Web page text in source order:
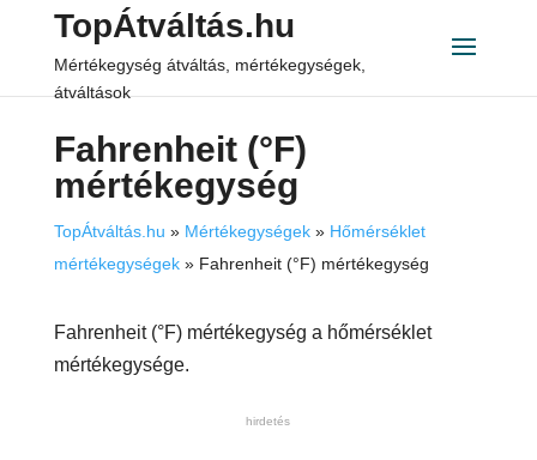
TopÁtváltás.hu
Mértékegység átváltás, mértékegységek,
átváltások
Fahrenheit (°F)
mértékegység
TopÁtváltás.hu » Mértékegységek» Hőmérséklet
mértékegységek» Fahrenheit (°F) mértékegység
Fahrenheit (°F) mértékegység a hőmérséklet
mértékegysége.
hirdetés